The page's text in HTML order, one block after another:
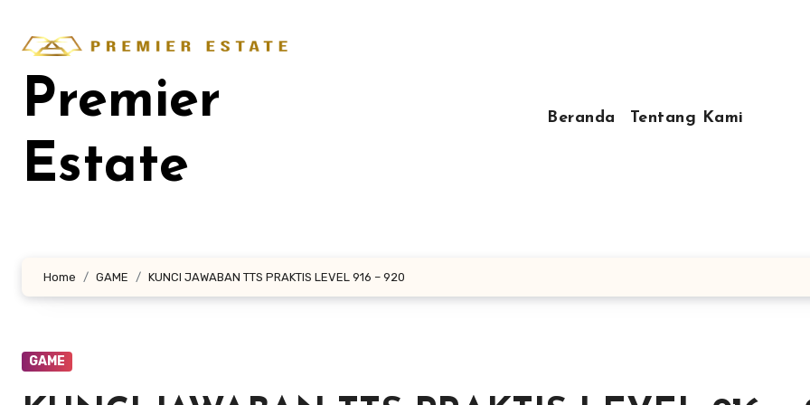
konten
Premier
Estate
Beranda Tentang Kami
Home GAME KUNCI JAWABAN TTS PRAKTIS LEVEL 916 – 920
GAME